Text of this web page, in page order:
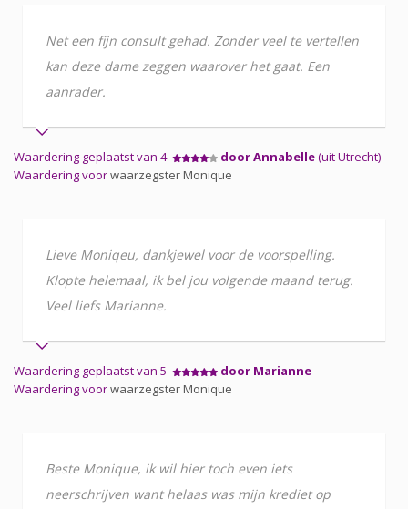
Net een fijn consult gehad. Zonder veel te vertellen
kan deze dame zeggen waarover het gaat. Een
aanrader.
Waardering geplaatst van 4 door Annabelle(uit Utrecht)
Waardering voorwaarzegster Monique
Lieve Moniqeu, dankjewel voor de voorspelling.
Klopte helemaal, ik bel jou volgende maand terug.
Veel liefs Marianne.
Waardering geplaatst van 5
door Marianne
Waardering voorwaarzegster Monique
Beste Monique, ik wil hier toch even iets
neerschrijven want helaas was mijn krediet op